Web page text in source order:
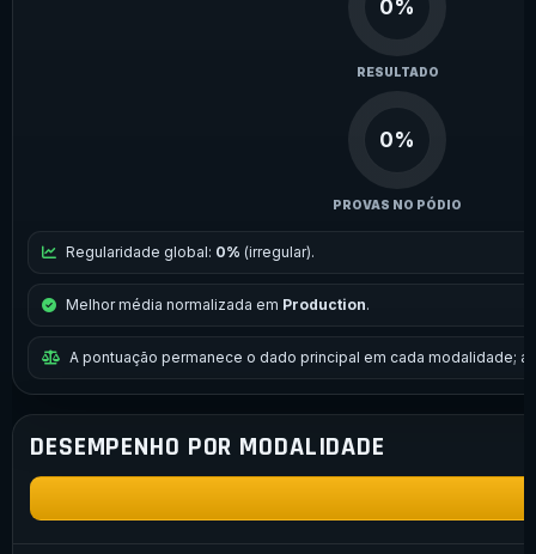
0%
RESULTADO
0%
PROVAS NO PÓDIO
Regularidade global: 0% (irregular).
Melhor média normalizada em Production.
A pontuação permanece o dado principal em cada modalidade;
DESEMPENHO POR MODALIDADE